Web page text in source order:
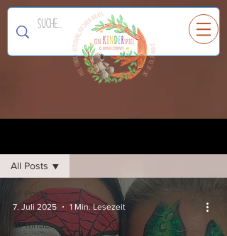
EinKINDERspiel
All Posts
Spielideen
für Kinder
All Posts
7. Juli 2025 1 Min. Lesezeit